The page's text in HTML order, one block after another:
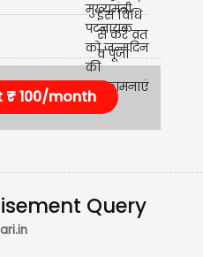
जन्मदिन
₹ 100/month
Query